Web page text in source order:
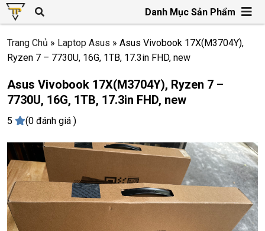
Danh Mục Sản Phẩm
Trang Chủ » Laptop Asus » Asus Vivobook 17X(M3704Y),
Ryzen 7 – 7730U, 16G, 1TB, 17.3in FHD, new
Asus Vivobook 17X(M3704Y), Ryzen 7 –
7730U, 16G, 1TB, 17.3in FHD, new
5 (0 đánh giá )